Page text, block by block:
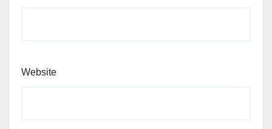
Website